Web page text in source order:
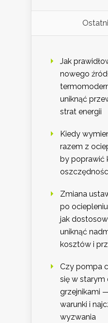
Jak
nowego
uniknąć
strat energii
Kiedy
razem z
by poprawić
Zmiana
po
jak
uniknąć
kosztów i
Czy pompa
się w starym
grzejnikami
warunki i
wyzwania